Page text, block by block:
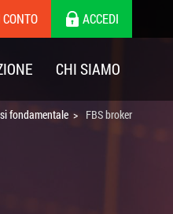
ACCEDI
CHI SIAMO
fondamentale FBS broker